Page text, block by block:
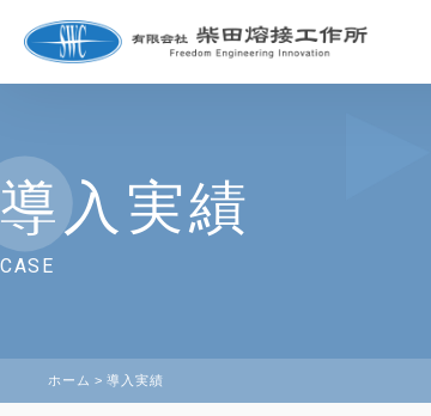
導入実績
CASE
ホーム 導入実績